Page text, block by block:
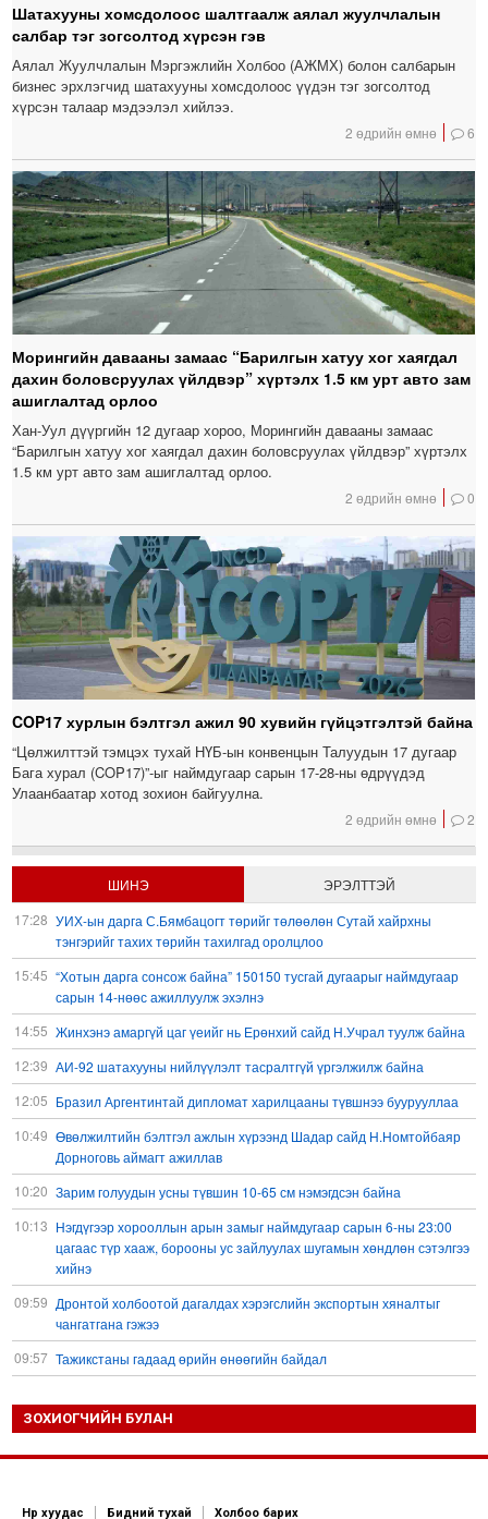
Шатахууны хомсдолоос шалтгаалж аялал жуулчлалын
салбар тэг зогсолтод хүрсэн гэв
Аялал Жуулчлалын Мэргэжлийн Холбоо (АЖМХ) болон салбарын
бизнес эрхлэгчид шатахууны хомсдолоос үүдэн тэг зогсолтод
хүрсэн талаар мэдээлэл хийлээ.
2 өдрийн өмнө 6
Морингийн давааны замаас “Барилгын хатуу хог хаягдал
дахин боловсруулах үйлдвэр” хүртэлх 1.5 км урт авто зам
ашиглалтад орлоо
Хан-Уул дүүргийн 12 дугаар хороо, Морингийн давааны замаас
“Барилгын хатуу хог хаягдал дахин боловсруулах үйлдвэр” хүртэлх
1.5 км урт авто зам ашиглалтад орлоо.
2 өдрийн өмнө 0
COP17 хурлын бэлтгэл ажил 90 хувийн гүйцэтгэлтэй байна
“Цөлжилттэй тэмцэх тухай НҮБ-ын конвенцын Талуудын 17 дугаар
Бага хурал (COP17)”-ыг наймдугаар сарын 17-28-ны өдрүүдэд
Улаанбаатар хотод зохион байгуулна.
2 өдрийн өмнө 2
ШИНЭ
ЭРЭЛТТЭЙ
17:28 УИХ-ын дарга С.Бямбацогт төрийг төлөөлөн Сутай хайрхны
тэнгэрийг тахих төрийн тахилгад оролцлоо
15:45 “Хотын дарга сонсож байна” 150150 тусгай дугаарыг наймдугаар
сарын 14-нөөс ажиллуулж эхэлнэ
14:55 Жинхэнэ амаргүй цаг үеийг нь Ерөнхий сайд Н.Учрал туулж байна
12:39 АИ-92 шатахууны нийлүүлэлт тасралтгүй үргэлжилж байна
12:05 Бразил Аргентинтай дипломат харилцааны түвшнээ буурууллаа
10:49 Өвөлжилтийн бэлтгэл ажлын хүрээнд Шадар сайд Н.Номтойбаяр
Дорноговь аймагт ажиллав
10:20 Зарим голуудын усны түвшин 10-65 см нэмэгдсэн байна
10:13 Нэгдүгээр хорооллын арын замыг наймдугаар сарын 6-ны 23:00
цагаас түр хааж, борооны ус зайлуулах шугамын хөндлөн сэтэлгээ
хийнэ
09:59 Дронтой холбоотой дагалдах хэрэгслийн экспортын хяналтыг
чангатгана гэжээ
09:57 Тажикстаны гадаад өрийн өнөөгийн байдал
09:22 Үндсэн хууль зөрчсөн Х.Булгантуяа, үндэсний эв нэгдэлд
Омантай тохиролцоонд хүрчээ
ЗОХИОГЧИЙН БУЛАН
Нүүр хуудас Бидний тухай Холбоо барих